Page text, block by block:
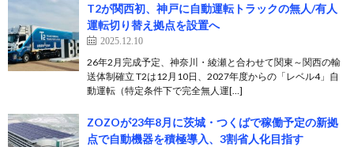
T2が関西初、神戸に自動運転トラックの無人/有人
運転切り替え拠点を設置へ
2025.12.10
26年2月完成予定、神奈川・綾瀬と合わせて関東～関西の輸
送体制確立 T2は12月10日、2027年度からの「レベル4」自
動運転（特定条件下で完全無人運[…]
ZOZOが23年8月に茨城・つくばで稼働予定の新拠
点で自動機器を積極導入、3割省人化目指す